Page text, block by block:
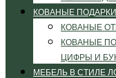
КОВАНЫЕ
КОВАНЫЕ
КОВАНЫЕ
ЦИФРЫ И
МЕБЕЛЬ В СТИЛЕ